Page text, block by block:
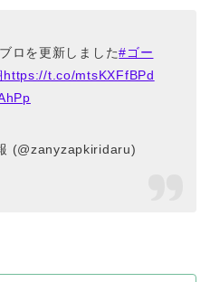
ロを更新しました#ゴー
https://t.co/mtsKXFfBPd
(@zanyzapkiridaru)